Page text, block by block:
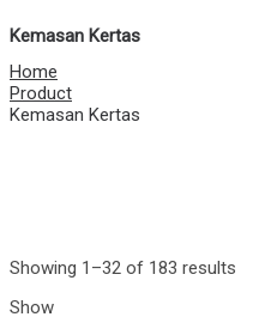
Kemasan Kertas
Home
Product
Kemasan Kertas
Showing 1–32 of 183 results
Show